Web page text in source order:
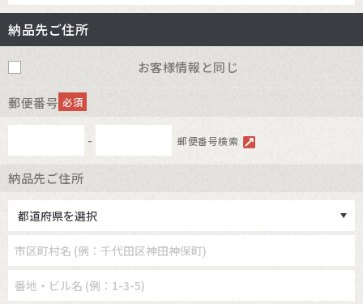
納品先ご住所
お客様情報と同じ
郵便番号 必須
- 郵便番号検索
納品先ご住所